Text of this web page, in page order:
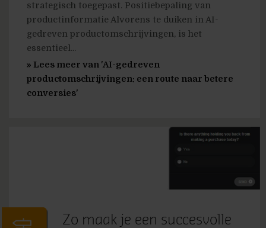
strategisch toegepast. Positiebepaling van
productinformatie Alvorens te duiken in AI-
gedreven productomschrijvingen, is het
essentieel...
» Lees meer van 'AI-gedreven
productomschrijvingen: een route naar betere
conversies'
Zo maak je een succesvolle